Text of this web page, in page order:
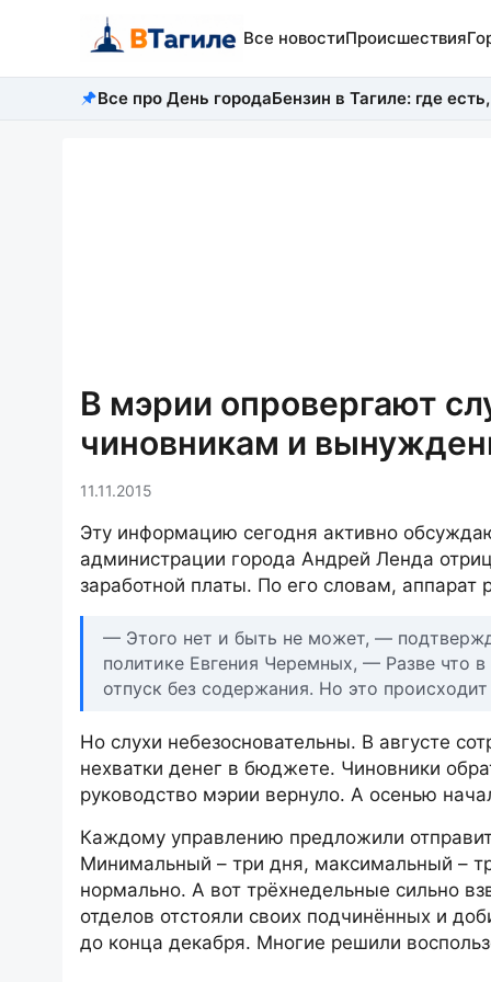
Все новостиПроисшествия
Все про День городаБензин в Тагиле: где
В мэрии опровергают
чиновникам и
11.11.2015
Эту информацию сегодня активно
администрации города Андрей Ленда
заработной платы. По его словам,
— Этого нет и быть не может, —
политике Евгения Черемных, — Разве что
отпуск без содержания. Но это
Но слухи небезосновательны. В августе
нехватки денег в бюджете. Чиновники
руководство мэрии вернуло. А осенью
Каждому управлению предложили
Минимальный – три дня, максимальный –
нормально. А вот трёхнедельные сильно
отделов отстояли своих подчинённых и
до конца декабря. Многие решили